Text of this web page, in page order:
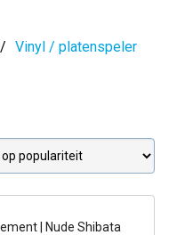
/ Vinyl / platenspeler
| Nude Shibata